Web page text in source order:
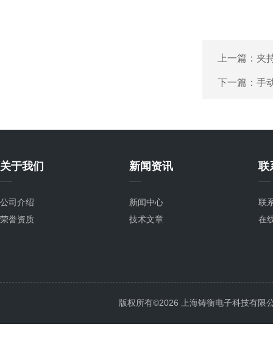
上一篇： 夹
下一篇： 手
关于我们
公司介绍
荣誉资质
新闻资讯
新闻中心
技术文章
联
联
在
版权所有©2026 上海铸衡电子科技有